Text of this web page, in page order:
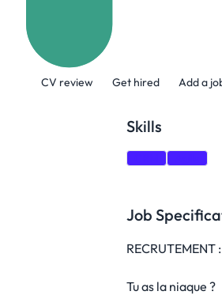
CV review Get hired Add a
Skills
Job
Tu as la niaque ?